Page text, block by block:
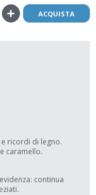
ACQUISTA
ricordi di legno.
caramello.
continua